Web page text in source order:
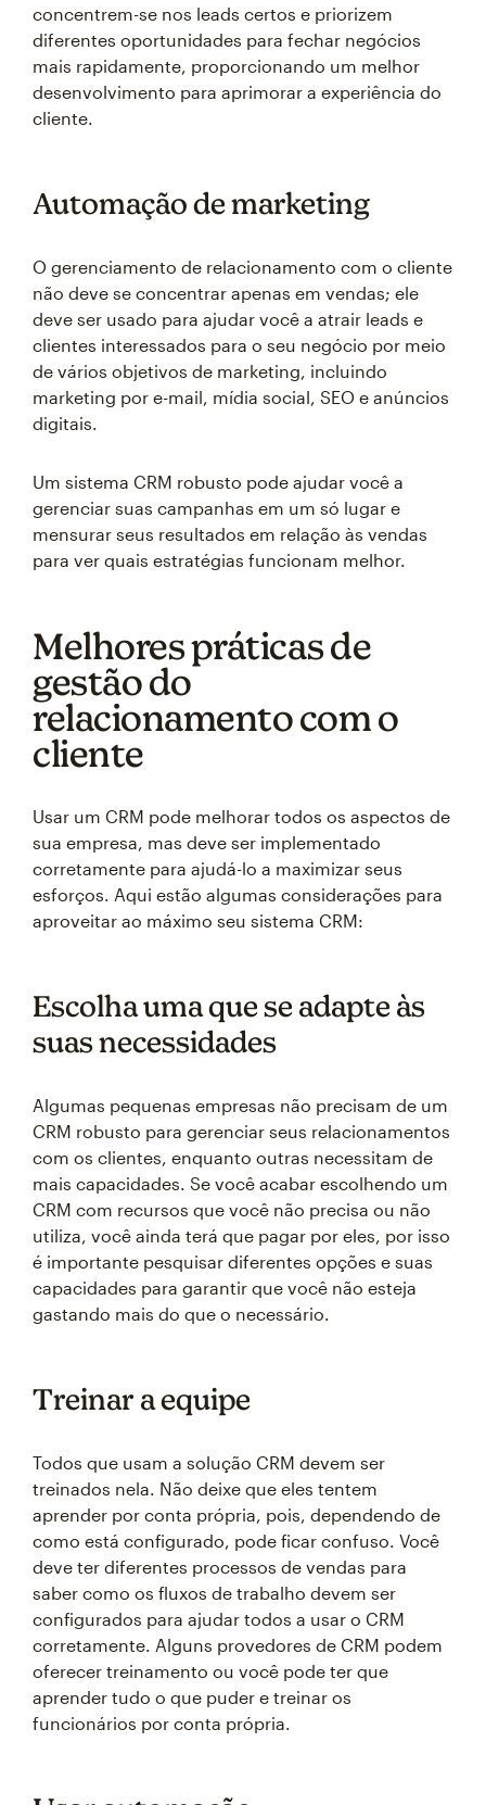
concentrem-se nos leads certos e priorizem
diferentes oportunidades para fechar negócios
mais rapidamente, proporcionando um melhor
desenvolvimento para aprimorar a experiência do
cliente.
Automação de marketing
O gerenciamento de relacionamento com o cliente
não deve se concentrar apenas em vendas; ele
deve ser usado para ajudar você a atrair leads e
clientes interessados para o seu negócio por meio
de vários objetivos de marketing, incluindo
marketing por e-mail, mídia social, SEO e anúncios
digitais.
Um sistema CRM robusto pode ajudar você a
gerenciar suas campanhas em um só lugar e
mensurar seus resultados em relação às vendas
para ver quais estratégias funcionam melhor.
Melhores práticas de
gestão do
relacionamento com o
cliente
Usar um CRM pode melhorar todos os aspectos de
sua empresa, mas deve ser implementado
corretamente para ajudá-lo a maximizar seus
esforços. Aqui estão algumas considerações para
aproveitar ao máximo seu sistema CRM:
Escolha uma que se adapte às
suas necessidades
Algumas pequenas empresas não precisam de um
CRM robusto para gerenciar seus relacionamentos
com os clientes, enquanto outras necessitam de
mais capacidades. Se você acabar escolhendo um
CRM com recursos que você não precisa ou não
utiliza, você ainda terá que pagar por eles, por isso
é importante pesquisar diferentes opções e suas
capacidades para garantir que você não esteja
gastando mais do que o necessário.
Treinar a equipe
Todos que usam a solução CRM devem ser
treinados nela. Não deixe que eles tentem
aprender por conta própria, pois, dependendo de
como está configurado, pode ficar confuso. Você
deve ter diferentes processos de vendas para
saber como os fluxos de trabalho devem ser
configurados para ajudar todos a usar o CRM
corretamente. Alguns provedores de CRM podem
oferecer treinamento ou você pode ter que
aprender tudo o que puder e treinar os
funcionários por conta própria.